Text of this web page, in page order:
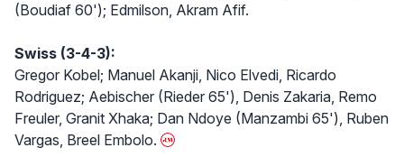
(Boudiaf 60'); Edmilson, Akram Afif.
Swiss (3-4-3):
Gregor Kobel; Manuel Akanji, Nico Elvedi, Ricardo
Rodriguez; Aebischer (Rieder 65'), Denis Zakaria, Remo
Freuler, Granit Xhaka; Dan Ndoye (Manzambi 65'), Ruben
Vargas, Breel Embolo.